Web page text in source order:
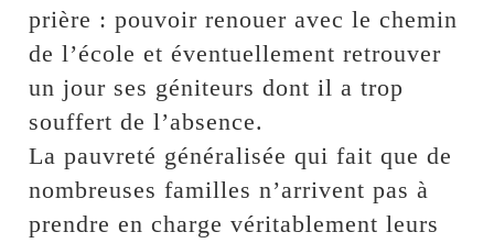
prière : pouvoir renouer avec le chemin
de l’école et éventuellement retrouver
un jour ses géniteurs dont il a trop
souffert de l’absence.
La pauvreté généralisée qui fait que de
nombreuses familles n’arrivent pas à
prendre en charge véritablement leurs